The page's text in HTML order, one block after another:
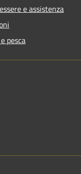
e assistenza
pesca